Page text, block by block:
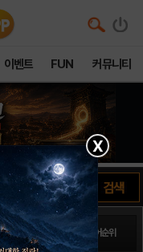
이벤트 FUN 커뮤니티
토어순위 앱스토어순위
X